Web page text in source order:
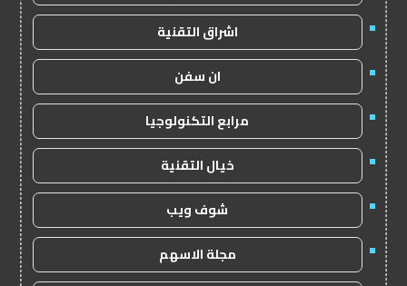
اشراق التقنية
ان سفن
مرابع التكنولوجيا
خيال التقنية
شوف ويب
مجلة الاسهم